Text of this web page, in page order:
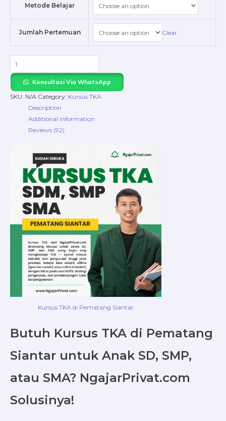
Metode Belajar
Jumlah Pertemuan Clear
Konsultasi Via WhatsApp
SKU: N/A Category: Kursus TKA
Description
Additional information
Reviews (92)
Kursus TKA di Pematang Siantar
Butuh Kursus TKA di Pematang
Siantar untuk Anak SD, SMP,
atau SMA? NgajarPrivat.com
Solusinya!